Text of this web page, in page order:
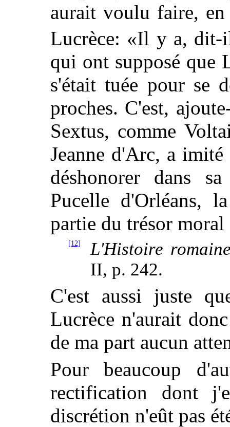
aurait voulu faire,
Lucrèce: «Il y a, dit-
qui ont supposé que
s'était tuée pour se
proches. C'est,
Sextus, comme
Jeanne d'Arc, a
déshonorer dans
Pucelle d'Orléans,
partie du trésor
[12]
L'Histoire
II, p. 242.
C'est aussi juste
Lucrèce n'aurait
de ma part aucun
Pour beaucoup
rectification dont
discrétion n'eût pas